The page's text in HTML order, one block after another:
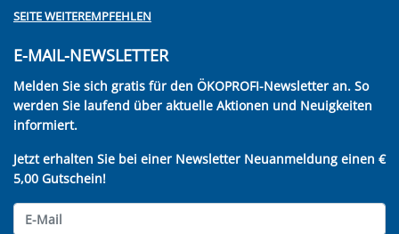
SEITE WEITEREMPFEHLEN
E-MAIL-NEWSLETTER
Melden Sie sich gratis für den ÖKOPROFI-Newsletter an. So
werden Sie laufend über aktuelle Aktionen und Neuigkeiten
informiert.
Jetzt erhalten Sie bei einer Newsletter Neuanmeldung einen €
5,00 Gutschein!